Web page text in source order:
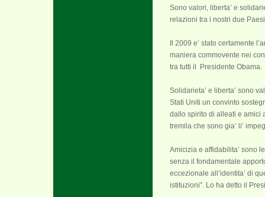
Sono valori, liberta’ e
relazioni tra i nostri due
Il 2009 e’ stato certamente
maniera commovente nei
tra tutti il Presidente Obama.
Solidarieta’ e liberta’ sono
Stati Uniti un convinto
dallo spirito di alleati e amici
tremila che sono gia’ li’
Amicizia e affidabilita’ sono
senza il fondamentale
eccezionale all’identita’ di
istituzioni”. Lo ha detto il